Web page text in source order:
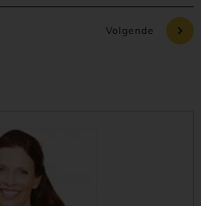
Volgende